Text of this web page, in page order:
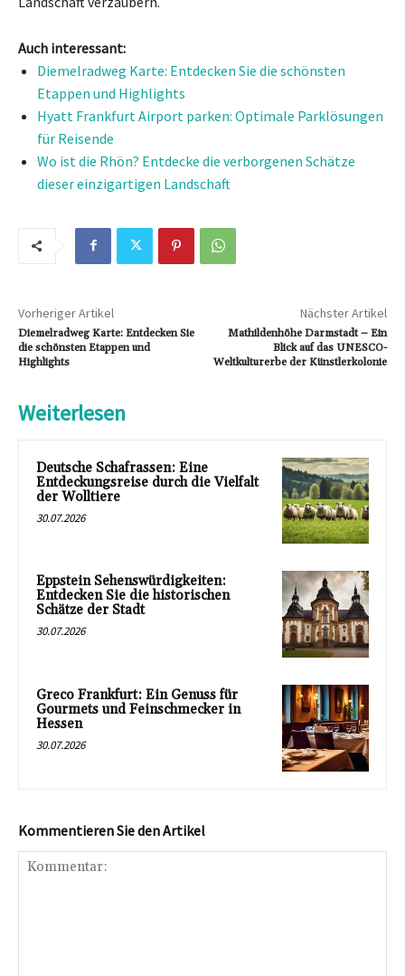
Auch interessant:
Diemelradweg Karte: Entdecken Sie die schönsten
Etappen und Highlights
Hyatt Frankfurt Airport parken: Optimale Parklösungen
für Reisende
Wo ist die Rhön? Entdecke die verborgenen Schätze
dieser einzigartigen Landschaft
Vorheriger Artikel
Diemelradweg Karte: Entdecken Sie
die schönsten Etappen und
Highlights
Nächster Artikel
Mathildenhöhe Darmstadt – Ein
Blick auf das UNESCO-
Weltkulturerbe der Künstlerkolonie
Weiterlesen
Deutsche Schafrassen: Eine
Entdeckungsreise durch die Vielfalt
der Wolltiere
30.07.2026
Eppstein Sehenswürdigkeiten:
Entdecken Sie die historischen
Schätze der Stadt
30.07.2026
Greco Frankfurt: Ein Genuss für
Gourmets und Feinschmecker in
Hessen
30.07.2026
Kommentieren Sie den Artikel